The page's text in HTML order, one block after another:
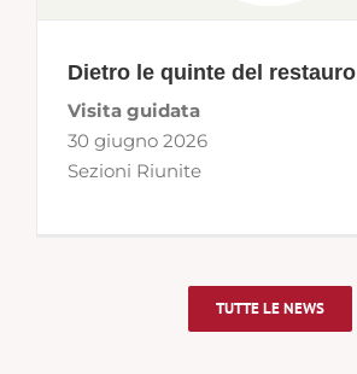
Dietro le quinte del restauro
Visita guidata
30 giugno 2026
Sezioni Riunite
TUTTE LE NEWS